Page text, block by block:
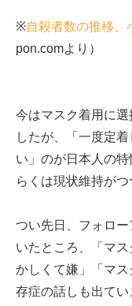
※自殺者数の推移、
pon.comより）
今はマスク着用に
したが、「一度定
い」のが日本人の
らくは現状維持がつ
つい先日、フォロ
いたところ、「マ
かしくて嫌」「マ
存症の話しも出て